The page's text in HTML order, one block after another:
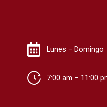
Lunes – Domingo
7:00 am – 11:00